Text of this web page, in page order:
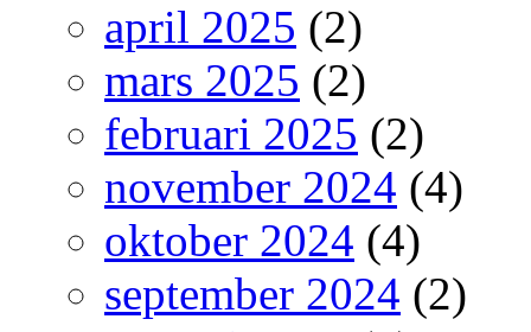
april 2025 (2)
mars 2025 (2)
februari 2025 (2)
november 2024 (4)
oktober 2024 (4)
september 2024 (2)